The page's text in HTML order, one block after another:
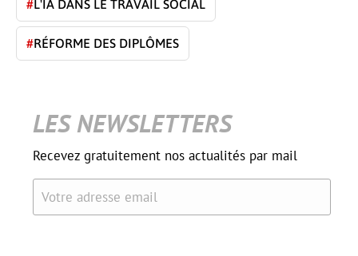
#L'IA DANS LE TRAVAIL SOCIAL
#RÉFORME DES DIPLÔMES
LES NEWSLETTERS
Recevez gratuitement nos actualités par mail
Votre adresse email